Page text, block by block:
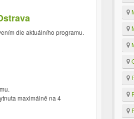
dle aktuálního programu.
maximálně na 4